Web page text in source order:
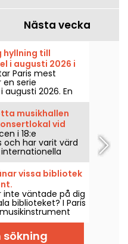
Nästa vecka
hyllning till
i augusti 2026 i
Paris mest
serie
2026. En
som hyllar
de autentiska
kyrkan.
musikhallen
vid
i 18:e
och har varit värd
1894. Här är en
bakom detta
foten av Butte
vissa bibliotek
väntade på dig
biblioteket? I Paris
igång igen
steget.
sökning